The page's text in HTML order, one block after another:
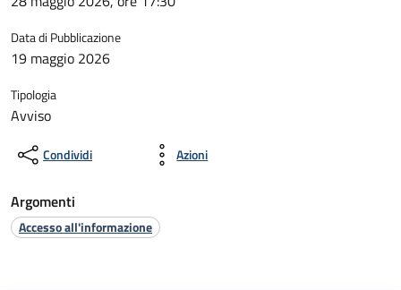
Data di Pubblicazione
19 maggio 2026
Tipologia
Avviso
Condividi Azioni
Argomenti
Accesso all'informazione